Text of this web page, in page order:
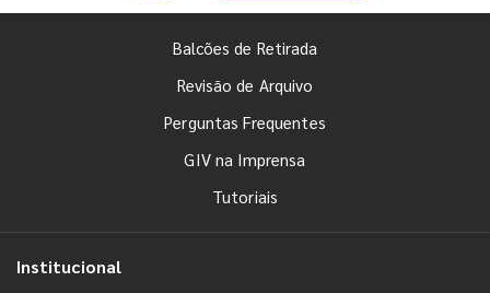
Balcões de Retirada
Revisão de Arquivo
Perguntas Frequentes
GIV na Imprensa
Tutoriais
Institucional